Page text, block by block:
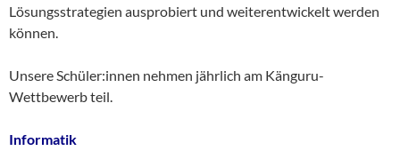
Lösungsstrategien ausprobiert und weiterentwickelt werden
können.
Unsere Schüler:innen nehmen jährlich am Känguru-
Wettbewerb teil.
Informatik